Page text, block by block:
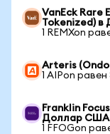
VanEck Rare
Tokenized)
1 REMXon
Arteris
1 AIPon
Franklin
Доллар США
1 FFOGon